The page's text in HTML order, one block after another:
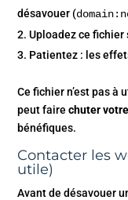
désavouer (
Uploadez ce
Patientez : les
Ce fichier n’est pas à
peut fairechuter
bénéfiques.
Contacter les
utile)
Avant de désavouer